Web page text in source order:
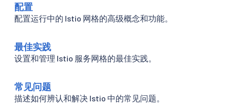
配置
配置运行中的 Istio 网格的高级概念和功能。
最佳实践
设置和管理 Istio 服务网格的最佳实践。
常见问题
描述如何辨认和解决 Istio 中的常见问题。